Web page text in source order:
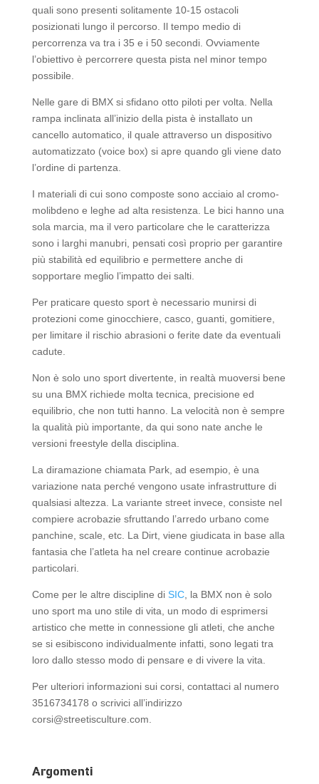
quali sono presenti solitamente 10-15 ostacoli
posizionati lungo il percorso. Il tempo medio di
percorrenza va tra i 35 e i 50 secondi. Ovviamente
l’obiettivo è percorrere questa pista nel minor tempo
possibile.
Nelle gare di BMX si sfidano otto piloti per volta. Nella
rampa inclinata all’inizio della pista è installato un
cancello automatico, il quale attraverso un dispositivo
automatizzato (voice box) si apre quando gli viene dato
l’ordine di partenza.
I materiali di cui sono composte sono acciaio al cromo-
molibdeno e leghe ad alta resistenza. Le bici hanno una
sola marcia, ma il vero particolare che le caratterizza
sono i larghi manubri, pensati così proprio per garantire
più stabilità ed equilibrio e permettere anche di
sopportare meglio l’impatto dei salti.
Per praticare questo sport è necessario munirsi di
protezioni come ginocchiere, casco, guanti, gomitiere,
per limitare il rischio abrasioni o ferite date da eventuali
cadute.
Non è solo uno sport divertente, in realtà muoversi bene
su una BMX richiede molta tecnica, precisione ed
equilibrio, che non tutti hanno. La velocità non è sempre
la qualità più importante, da qui sono nate anche le
versioni freestyle della disciplina.
La diramazione chiamata Park, ad esempio, è una
variazione nata perché vengono usate infrastrutture di
qualsiasi altezza. La variante street invece, consiste nel
compiere acrobazie sfruttando l’arredo urbano come
panchine, scale, etc. La Dirt, viene giudicata in base alla
fantasia che l’atleta ha nel creare continue acrobazie
particolari.
Come per le altre discipline di SIC, la BMX non è solo
uno sport ma uno stile di vita, un modo di esprimersi
artistico che mette in connessione gli atleti, che anche
se si esibiscono individualmente infatti, sono legati tra
loro dallo stesso modo di pensare e di vivere la vita.
Per ulteriori informazioni sui corsi, contattaci al numero
3516734178 o scrivici all’indirizzo
corsi@streetisculture.com.
Argomenti